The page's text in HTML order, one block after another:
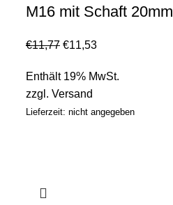
M16 mit Schaft 20mm
€11,77 €11,53
Enthält 19% MwSt.
zzgl. Versand
Lieferzeit: nicht angegeben